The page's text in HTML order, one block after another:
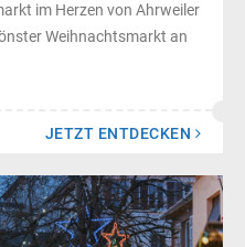
im Herzen von Ahrweiler
Weihnachtsmarkt an
JETZT ENTDECKEN